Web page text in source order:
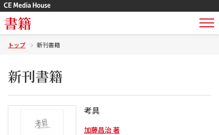
書籍
トップ 新刊書籍
新刊書籍
考具
加藤昌治 著